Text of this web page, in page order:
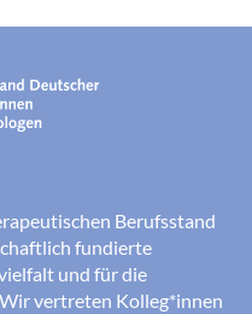
Berufsstand
fundierte
und für die
vertreten Kolleg*innen